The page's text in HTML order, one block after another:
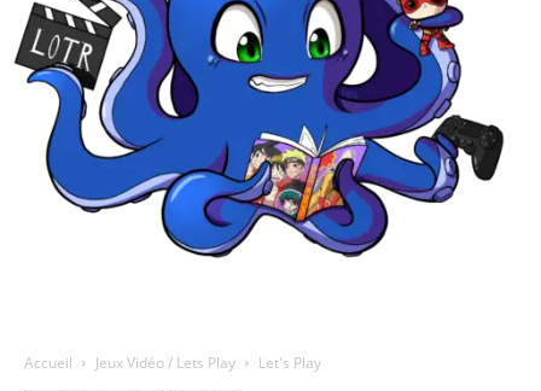
Accueil Jeux Vidéo / Lets Play Let's Play